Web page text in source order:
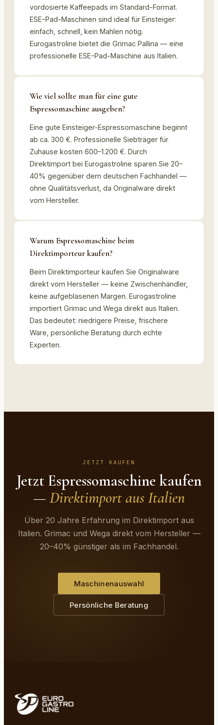
vordosierte Kaffeepads im Standard-Format.
ESE-Pad-Maschinen sind ideal für Einsteiger:
einfach, schnell, kein Mahlen nötig.
Eurogastroline bietet die Grimac Pallina — eine
professionelle ESE-Pad-Maschine aus Italien.
Wie viel sollte man für eine gute
Espressomaschine ausgeben?
Eine gute Einsteiger-Espressomaschine beginnt
ab ca. 300 €. Professionelle Siebträger für
Zuhause kosten 600–1.200 €. Durch
Direktimport bei Eurogastroline sparen Sie 20–
40% gegenüber dem deutschen Fachhandel —
ohne Qualitätsverlust, da Originalware direkt
vom Hersteller.
Warum Espressomaschine beim
Direktimporteur kaufen?
Beim Direktimporteur kaufen Sie Originalware
direkt vom Hersteller — keine Zwischenhändler,
keine aufgeblasenen Margen. Eurogastroline
importiert Grimac und Wega direkt aus Italien.
Das bedeutet: niedrigere Preise, frischere
Ware, persönliche Beratung durch echte
Experten.
JETZT KAUFEN
Jetzt Espressomaschine kaufen
— Direktimport aus Italien
Über 20 Jahre Erfahrung im Direktimport aus
Italien. Grimac und Wega direkt vom Hersteller —
20–40% günstiger als im Fachhandel.
Maschinenauswahl
Persönliche Beratung